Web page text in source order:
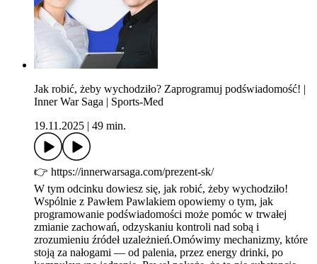
Jak robić, żeby wychodziło? Zaprogramuj podświadomość! |
Inner War Saga | Sports-Med
19.11.2025
49 min.
👉️ https://innerwarsaga.com/prezent-sk/
W tym odcinku dowiesz się, jak robić, żeby wychodziło!
Wspólnie z Pawłem Pawlakiem opowiemy o tym, jak
programowanie podświadomości może pomóc w trwałej
zmianie zachowań, odzyskaniu kontroli nad sobą i
zrozumieniu źródeł uzależnień.Omówimy mechanizmy, które
stoją za nałogami — od palenia, przez energy drinki, po